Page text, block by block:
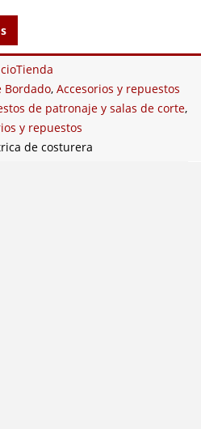
Tienda
Bordado, Accesorios y repuestos
de patronaje y salas de corte,
y repuestos
de costurera